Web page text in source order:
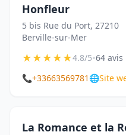
Honfleur
5 bis Rue du Port, 27210
Berville-sur-Mer
★★★★★4.8/5•64 avis
📞+33663569781 🌐Site
La Romance et la